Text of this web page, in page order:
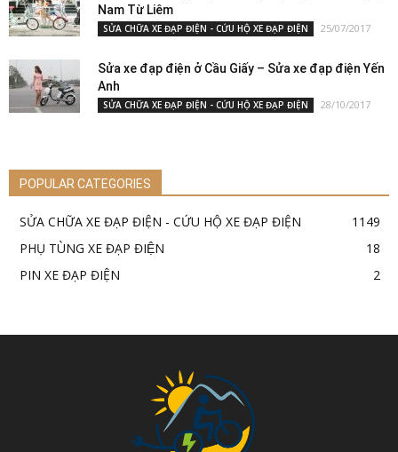
Nam Từ Liêm
SỬA CHỮA XE ĐẠP ĐIỆN - CỨU HỘ XE ĐẠP ĐIỆN 25/07/2017
Sửa xe đạp điện ở Cầu Giấy – Sửa xe đạp điện Yến
Anh
SỬA CHỮA XE ĐẠP ĐIỆN - CỨU HỘ XE ĐẠP ĐIỆN 28/10/2017
POPULAR CATEGORIES
SỬA CHỮA XE ĐẠP ĐIỆN - CỨU HỘ XE ĐẠP ĐIỆN
1149
PHỤ TÙNG XE ĐẠP ĐIỆN
18
PIN XE ĐẠP ĐIỆN
2